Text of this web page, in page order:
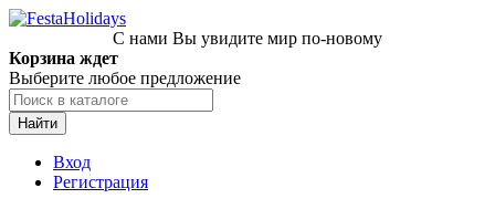
С нами Вы увидите мир по-новому
Корзина ждет
Выберите любое предложение
Найти
Вход
Регистрация